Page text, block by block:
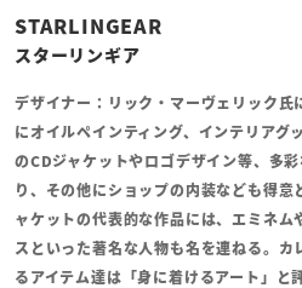
STARLINGEAR
スターリンギア
デザイナー：リック・マーヴェリック
にオイルペインティング、インテリアグ
のCDジャケットやロゴデザイン等、多
り、その他にショップの内装なども得
ャケットの代表的な作品には、エミネ
スといった著名な人物も名を連ねる。
るアイテム達は「身に着けるアート」と